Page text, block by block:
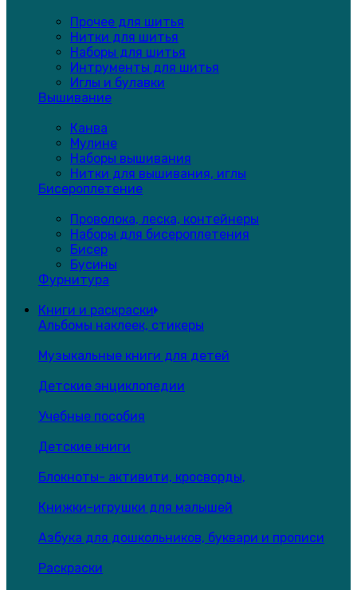
Прочее для шитья
Нитки для шитья
Наборы для шитья
Интрументы для шитья
Иглы и булавки
Вышивание
Канва
Мулине
Наборы вышивания
Нитки для вышивания, иглы
Бисероплетение
Проволока, леска, контейнеры
Наборы для бисероплетения
Бисер
Бусины
Фурнитура
Книги и раскраски
Альбомы наклеек, стикеры
Музыкальные книги для детей
Детские энциклопедии
Учебные пособия
Детские книги
Блокноты- активити, кросворды,
Книжки-игрушки для малышей
Азбука для дошкольников, буквари и прописи
Раскраски